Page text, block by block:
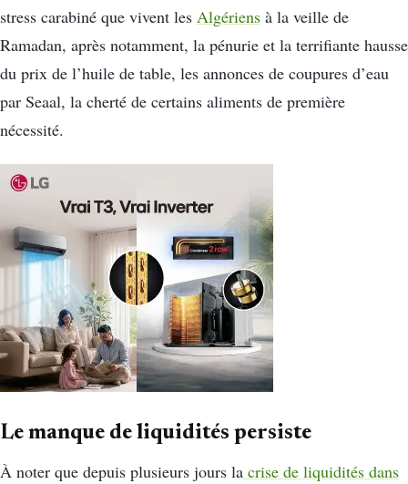
stress carabiné que vivent les Algériens à la veille de
Ramadan, après notamment, la pénurie et la terrifiante hausse
du prix de l’huile de table, les annonces de coupures d’eau
par Seaal, la cherté de certains aliments de première
nécessité.
Le manque de liquidités persiste
À noter que depuis plusieurs jours la crise de liquidités dans